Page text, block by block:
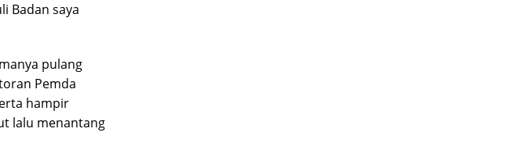
Badan saya
pulang
Pemda
hampir
lalu menantang